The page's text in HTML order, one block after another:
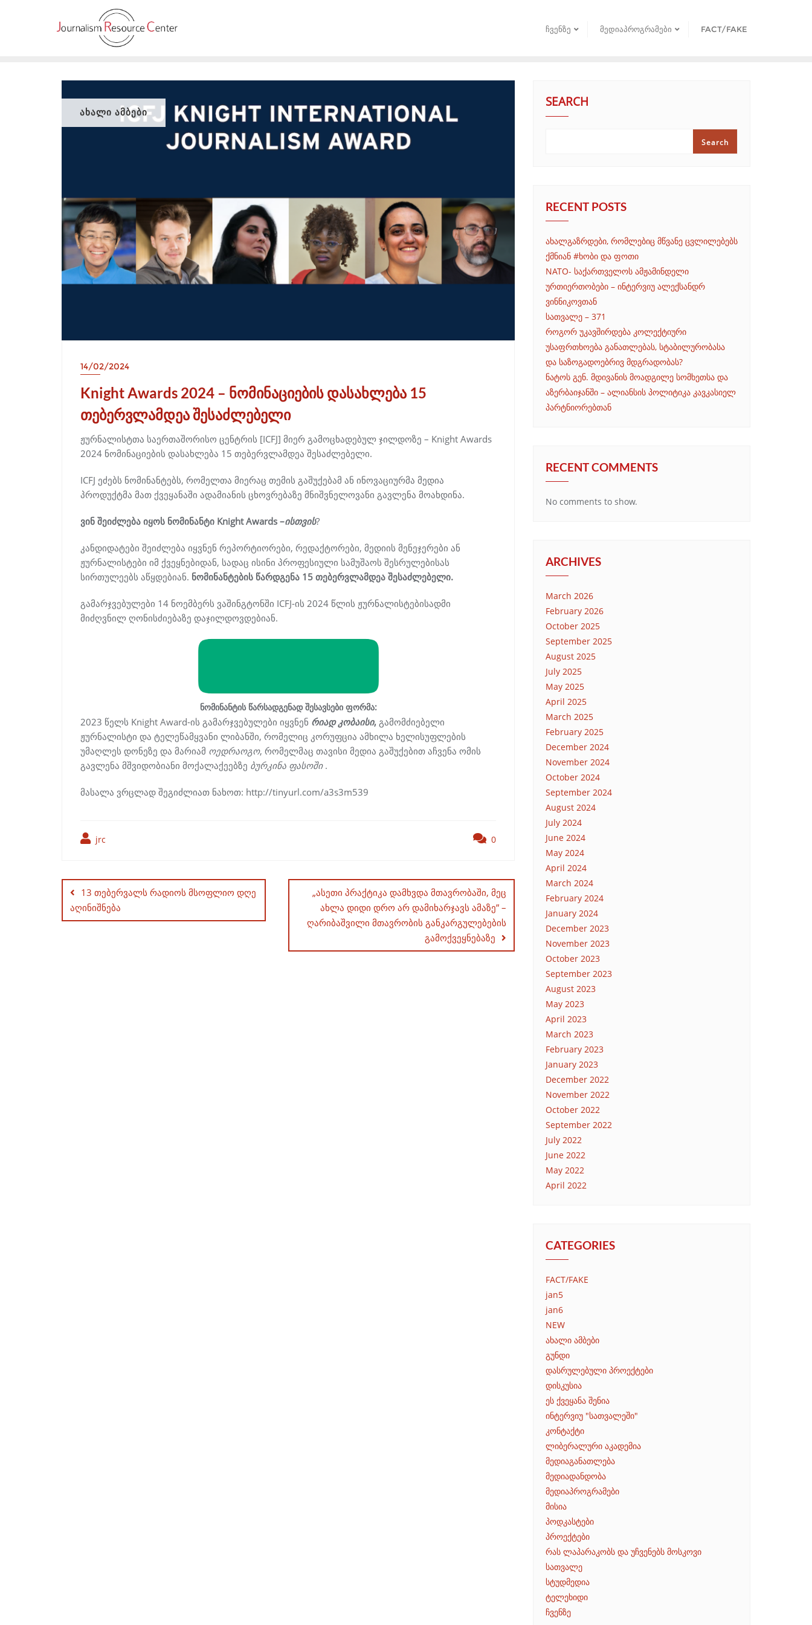
ᲩᲕᲔᲜᲖᲔ ᲛᲔᲓᲘᲐᲞᲠᲝᲒᲠᲐᲛᲔᲑᲘ FACT/FAKE
ᲐᲮᲐᲚᲘ ᲐᲛᲑᲔᲑᲘ
14/02/2024
Knight Awards 2024 – ნომინაციების დასახლება 15
თებერვლამდეა შესაძლებელი
ჟურნალისტთა საერთაშორისო ცენტრის [ICFJ] მიერ გამოცხადებულ ჯილდოზე – Knight Awards
2024 ნომინაციების დასახლება 15 თებერვლამდეა შესაძლებელი.
ICFJ ეძებს ნომინანტებს, რომელთა მიერაც თემის გაშუქებამ ან ინოვაციურმა მედია
პროდუქტმა მათ ქვეყანაში ადამიანის ცხოვრებაზე მნიშვნელოვანი გავლენა მოახდინა.
ვინ შეიძლება იყოს ნომინანტი Knight Awards –ისთვის?
კანდიდატები შეიძლება იყვნენ რეპორტიორები, რედაქტორები, მედიის მენეჯერები ან
ჟურნალისტები იმ ქვეყნებიდან, სადაც ისინი პროფესიული სამუშაოს შესრულებისას
სირთულეებს აწყდებიან. ნომინანტების წარდგენა 15 თებერვლამდეა შესაძლებელი.
გამარჯვებულები 14 ნოემბერს ვაშინგტონში ICFJ-ის 2024 წლის ჟურნალისტებისადმი
მიძღვნილ ღონისძიებაზე დაჯილდოვდებიან.
ნომინანტის წარსადგენად შესავსები ფორმა:
2023 წელს Knight Award-ის გამარჯვებულები იყვნენ რიად კობაისი, გამომძიებელი
ჟურნალისტი და ტელეწამყვანი ლიბანში, რომელიც კორუფცია ამხილა ხელისუფლების
უმაღლეს დონეზე და მარიამ ოედრაოგო, რომელმაც თავისი მედია გაშუქებით აჩვენა ომის
გავლენა მშვიდობიანი მოქალაქეებზე ბურკინა ფასოში.
მასალა ვრცლად შეგიძლიათ ნახოთ: http://tinyurl.com/a3s3m539
jrc 0
navigation
13 თებერვალს რადიოს მსოფლიო დღე
აღინიშნება
„ასეთი პრაქტიკა დამხვდა მთავრობაში, მეც
ახლა დიდი დრო არ დამიხარჯავს ამაზე” –
ღარიბაშვილი მთავრობის განკარგულებების
გამოქვეყნებაზე
SEARCH
Search
RECENT POSTS
ახალგაზრდები, რომლებიც მწვანე ცვლილებებს
ქმნიან #ხობი და ფოთი
NATO- საქართველოს ამჟამინდელი
ურთიერთობები – ინტერვიუ ალექსანდრ
ვინნიკოვთან
სათვალე – 371
როგორ უკავშირდება კოლექტიური
უსაფრთხოება განათლებას, სტაბილურობასა
და საზოგადოებრივ მდგრადობას?
ნატოს გენ. მდივანის მოადგილე სომხეთსა და
აზერბაიჯანში – ალიანსის პოლიტიკა კავკასიელ
პარტნიორებთან
RECENT COMMENTS
No comments to show.
ARCHIVES
March 2026
February 2026
October 2025
September 2025
August 2025
July 2025
May 2025
April 2025
March 2025
February 2025
December 2024
November 2024
October 2024
September 2024
August 2024
July 2024
June 2024
May 2024
April 2024
March 2024
February 2024
January 2024
December 2023
November 2023
October 2023
September 2023
August 2023
May 2023
April 2023
March 2023
February 2023
January 2023
December 2022
November 2022
October 2022
September 2022
July 2022
June 2022
May 2022
April 2022
CATEGORIES
FACT/FAKE
jan5
jan6
NEW
ახალი ამბები
გუნდი
დასრულებული პროექტები
დისკუსია
ეს ქვეყანა შენია
ინტერვიუ "სათვალეში"
კონტაქტი
ლიბერალური აკადემია
მედიაგანათლება
მედიადანდობა
მედიაპროგრამები
მისია
პოდკასტები
პროექტები
რას ლაპარაკობს და უჩვენებს მოსკოვი
სათვალე
სტუდმედია
ტელეხიდი
ჩვენზე